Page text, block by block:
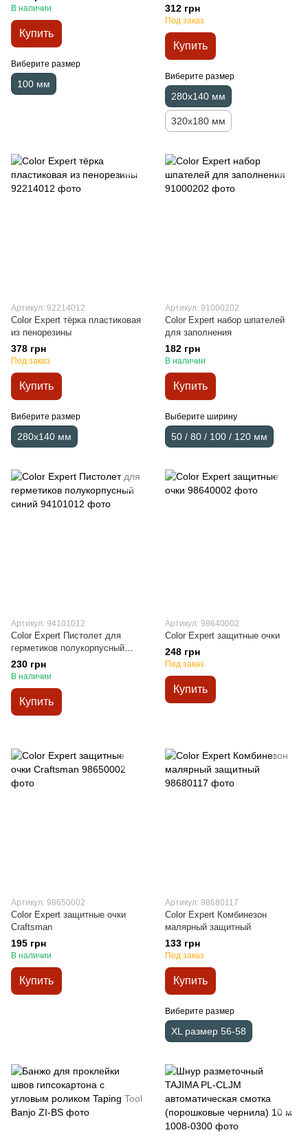
В наличии
Купить
Виберите размер
100 мм
312 грн
Под заказ
Купить
Виберите размер
280х140 мм
320х180 мм
Артикул: 92214012
Color Expert тёрка пластиковая
из пенорезины
378 грн
Под заказ
Купить
Виберите размер
280х140 мм
Артикул: 91000202
Color Expert набор шпателей
для заполнения
182 грн
В наличии
Купить
Выберите ширину
50 / 80 / 100 / 120 мм
Артикул: 94101012
Color Expert Пистолет для
герметиков полукорпусный
синий
230 грн
В наличии
Купить
Артикул: 98640002
Color Expert защитные очки
248 грн
Под заказ
Купить
Артикул: 98650002
Color Expert защитные очки
Craftsman
195 грн
В наличии
Купить
Артикул: 98680117
Color Expert Комбинезон
малярный защитный
133 грн
Под заказ
Купить
Виберите размер
XL размер 56-58